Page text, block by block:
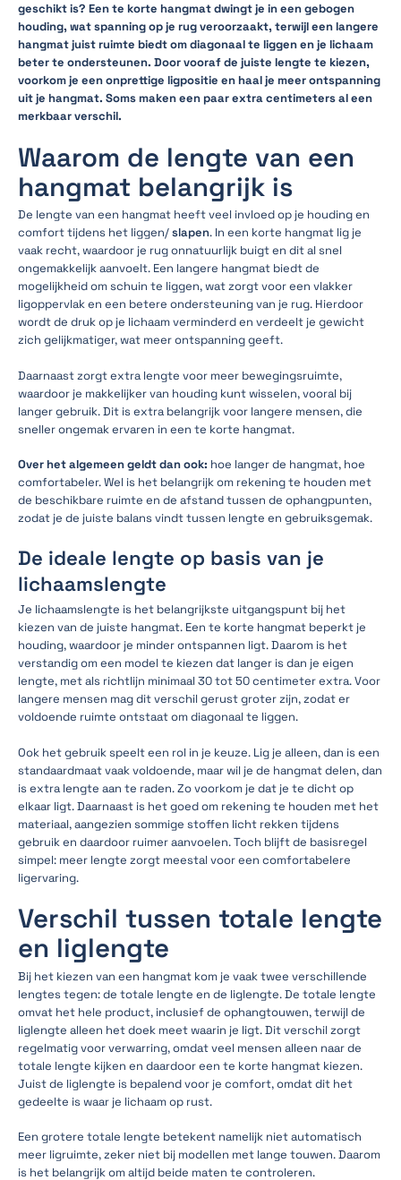
geschikt is? Een te korte hangmat dwingt je in een gebogen
houding, wat spanning op je rug veroorzaakt, terwijl een langere
hangmat juist ruimte biedt om diagonaal te liggen en je lichaam
beter te ondersteunen. Door vooraf de juiste lengte te kiezen,
voorkom je een onprettige ligpositie en haal je meer ontspanning
uit je hangmat. Soms maken een paar extra centimeters al een
merkbaar verschil.
Waarom de lengte van een
hangmat belangrijk is
De lengte van een hangmat heeft veel invloed op je houding en
comfort tijdens het liggen/slapen. In een korte hangmat lig je
vaak recht, waardoor je rug onnatuurlijk buigt en dit al snel
ongemakkelijk aanvoelt. Een langere hangmat biedt de
mogelijkheid om schuin te liggen, wat zorgt voor een vlakker
ligoppervlak en een betere ondersteuning van je rug. Hierdoor
wordt de druk op je lichaam verminderd en verdeelt je gewicht
zich gelijkmatiger, wat meer ontspanning geeft.
Daarnaast zorgt extra lengte voor meer bewegingsruimte,
waardoor je makkelijker van houding kunt wisselen, vooral bij
langer gebruik. Dit is extra belangrijk voor langere mensen, die
sneller ongemak ervaren in een te korte hangmat.
Over het algemeen geldt dan ook: hoe langer de hangmat, hoe
comfortabeler. Wel is het belangrijk om rekening te houden met
de beschikbare ruimte en de afstand tussen de ophangpunten,
zodat je de juiste balans vindt tussen lengte en gebruiksgemak.
De ideale lengte op basis van je
lichaamslengte
Je lichaamslengte is het belangrijkste uitgangspunt bij het
kiezen van de juiste hangmat. Een te korte hangmat beperkt je
houding, waardoor je minder ontspannen ligt. Daarom is het
verstandig om een model te kiezen dat langer is dan je eigen
lengte, met als richtlijn minimaal 30 tot 50 centimeter extra. Voor
langere mensen mag dit verschil gerust groter zijn, zodat er
voldoende ruimte ontstaat om diagonaal te liggen.
Ook het gebruik speelt een rol in je keuze. Lig je alleen, dan is een
standaardmaat vaak voldoende, maar wil je de hangmat delen, dan
is extra lengte aan te raden. Zo voorkom je dat je te dicht op
elkaar ligt. Daarnaast is het goed om rekening te houden met het
materiaal, aangezien sommige stoffen licht rekken tijdens
gebruik en daardoor ruimer aanvoelen. Toch blijft de basisregel
simpel: meer lengte zorgt meestal voor een comfortabelere
ligervaring.
Verschil tussen totale lengte
en liglengte
Bij het kiezen van een hangmat kom je vaak twee verschillende
lengtes tegen: de totale lengte en de liglengte. De totale lengte
omvat het hele product, inclusief de ophangtouwen, terwijl de
liglengte alleen het doek meet waarin je ligt. Dit verschil zorgt
regelmatig voor verwarring, omdat veel mensen alleen naar de
totale lengte kijken en daardoor een te korte hangmat kiezen.
Juist de liglengte is bepalend voor je comfort, omdat dit het
gedeelte is waar je lichaam op rust.
Een grotere totale lengte betekent namelijk niet automatisch
meer ligruimte, zeker niet bij modellen met lange touwen. Daarom
is het belangrijk om altijd beide maten te controleren.